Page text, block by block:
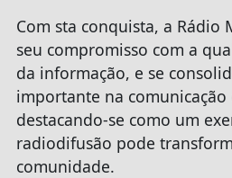
Com sta conquista, a Rádio
seu compromisso com a
da informação, e se
importante na
destacando-se como um
radiodifusão pode
comunidade.